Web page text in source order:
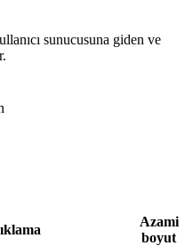
sunucusuna giden ve
Azami
boyut